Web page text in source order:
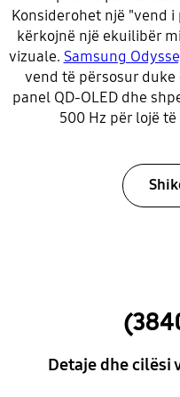
Konsiderohet një "vend
kërkojnë një ekuilibër
vizuale. Samsung
vend të përsosur
panel QD-OLED dhe
500 Hz për lojë
Detaje dhe cilësi